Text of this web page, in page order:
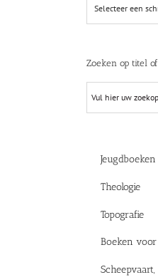
Zoeken op titel
Jeugdboeken
Theologie
Topografie
Boeken